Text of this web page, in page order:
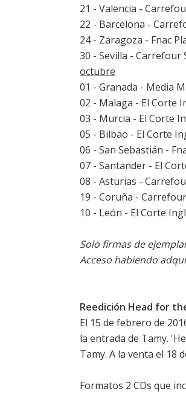
21 - Valencia -
22 - Barcelona -
24 - Zaragoza - Fnac
30 - Sevilla - Carrefour
octubre
01 - Granada - Media
02 - Malaga - El Corte
03 - Murcia - El Corte
05 - Bilbao - El Corte
06 - San Sebastián -
07 - Santander - El
08 - Asturias -
19 - Coruña -
10 - León - El Corte
Solo firmas de
Acceso habiendo
Reedición Head for
El 15 de febrero de
la entrada de Tamy.
Tamy. A la venta el 18
Formatos 2 CDs que